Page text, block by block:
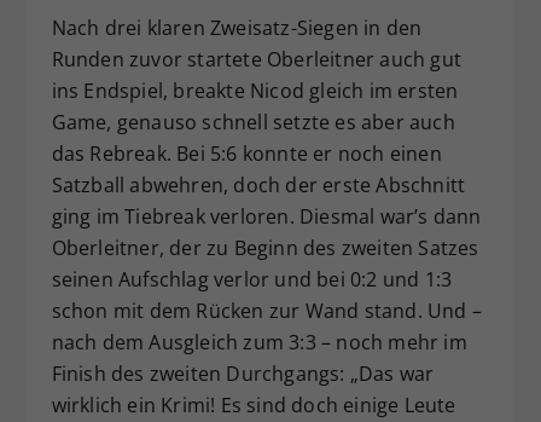
Nach drei klaren Zweisatz-Siegen in den
Runden zuvor startete Oberleitner auch gut
ins Endspiel, breakte Nicod gleich im ersten
Game, genauso schnell setzte es aber auch
das Rebreak. Bei 5:6 konnte er noch einen
Satzball abwehren, doch der erste Abschnitt
ging im Tiebreak verloren. Diesmal war’s dann
Oberleitner, der zu Beginn des zweiten Satzes
seinen Aufschlag verlor und bei 0:2 und 1:3
schon mit dem Rücken zur Wand stand. Und –
nach dem Ausgleich zum 3:3 – noch mehr im
Finish des zweiten Durchgangs: „Das war
wirklich ein Krimi! Es sind doch einige Leute